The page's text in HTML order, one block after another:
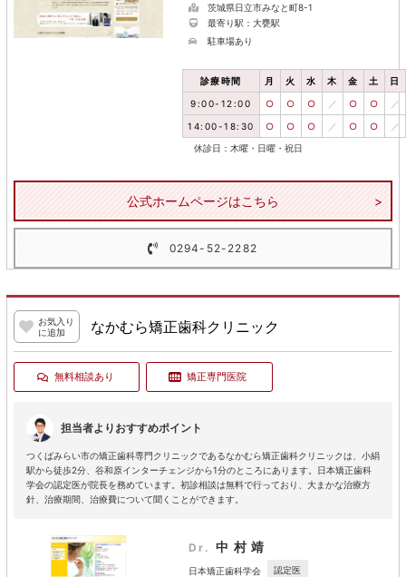
茨城県日立市みなと町8-1
最寄り駅：大甕駅
駐車場あり
診療時間 月 火 水 木 金 土 日
9:00-12:00 ○ ○ ○ ／ ○ ○ ／
14:00-18:30 ○ ○ ○ ／ ○ ○ ／
休診日：木曜・日曜・祝日
公式ホームページはこちら
0294-52-2282
お気入り
に追加
なかむら矯正歯科クリニック
無料相談あり 矯正専門医院
担当者よりおすすめポイント
つくばみらい市の矯正歯科専門クリニックであるなかむら矯正歯科クリニックは、小絹
駅から徒歩2分、谷和原インターチェンジから1分のところにあります。日本矯正歯科
学会の認定医が院長を務めています。初診相談は無料で行っており、大まかな治療方
針、治療期間、治療費について聞くことができます。
Dr. 中村靖
日本矯正歯科学会 認定医